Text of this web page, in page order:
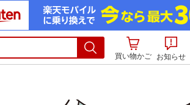
買い物かご お知らせ